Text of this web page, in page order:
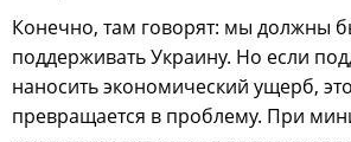
Конечно, там говорят: мы должны
поддерживать Украину. Но если
наносить экономический ущерб,
превращается в проблему. При